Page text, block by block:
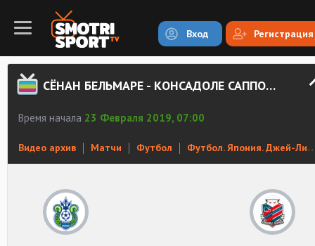
Вход Регистрация
СЁНАН БЕЛЬМАРЕ - КОНСАДОЛЕ САППОРО. ОБЗОР МАТЧА
Время начала 23 Февраля 2019, 07:00
Видео архив Матчи Футбол Футбол. Япония. Джей-Лига Дивизион 1